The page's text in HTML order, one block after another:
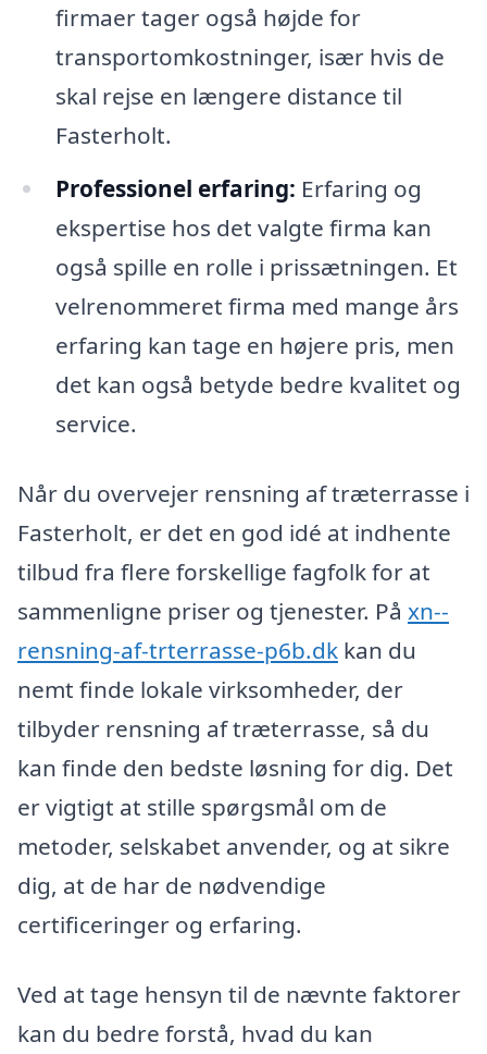
firmaer tager også højde for
transportomkostninger, især hvis de
skal rejse en længere distance til
Fasterholt.
Professionel erfaring: Erfaring og
ekspertise hos det valgte firma kan
også spille en rolle i prissætningen. Et
velrenommeret firma med mange års
erfaring kan tage en højere pris, men
det kan også betyde bedre kvalitet og
service.
Når du overvejer rensning af træterrasse i
Fasterholt, er det en god idé at indhente
tilbud fra flere forskellige fagfolk for at
sammenligne priser og tjenester. På xn--
rensning-af-trterrasse-p6b.dk kan du
nemt finde lokale virksomheder, der
tilbyder rensning af træterrasse, så du
kan finde den bedste løsning for dig. Det
er vigtigt at stille spørgsmål om de
metoder, selskabet anvender, og at sikre
dig, at de har de nødvendige
certificeringer og erfaring.
Ved at tage hensyn til de nævnte faktorer
kan du bedre forstå, hvad du kan